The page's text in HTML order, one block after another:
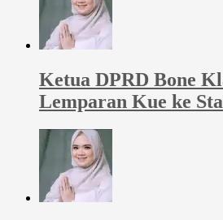
Ketua DPRD Bone
Lemparan Kue ke